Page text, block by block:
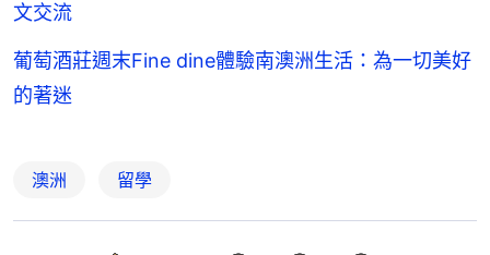
文交流
葡萄酒莊週末Fine dine體驗南澳洲生活：為一切美好
的著迷
澳洲 留學